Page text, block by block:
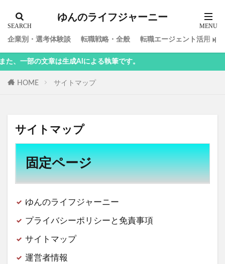
ゆんのライフジャーニー
企業別・選考体験談 転職戦略・全般 転職エージェント活用
生成AIによる執筆です。
HOME サイトマップ
サイトマップ
固定ページ
ゆんのライフジャーニー
プライバシーポリシーと免責事項
サイトマップ
運営者情報